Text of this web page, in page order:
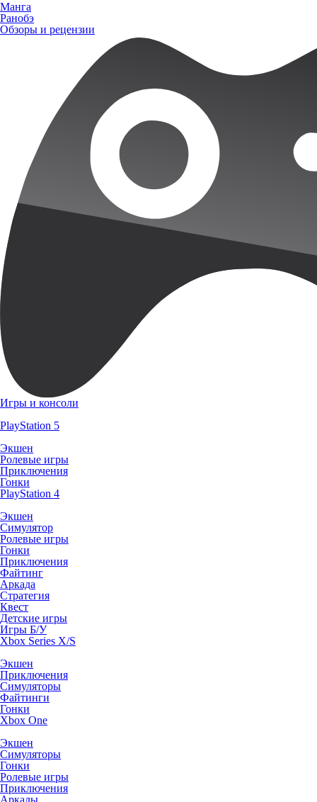
Манга
Ранобэ
Обзоры и рецензии
Игры и консоли
PlayStation 5
Экшен
Ролевые игры
Приключения
Гонки
PlayStation 4
Экшен
Симулятор
Ролевые игры
Гонки
Приключения
Файтинг
Аркада
Стратегия
Квест
Детские игры
Игры Б/У
Xbox Series X/S
Экшен
Приключения
Симуляторы
Файтинги
Гонки
Xbox One
Экшен
Симуляторы
Гонки
Ролевые игры
Приключения
Аркады